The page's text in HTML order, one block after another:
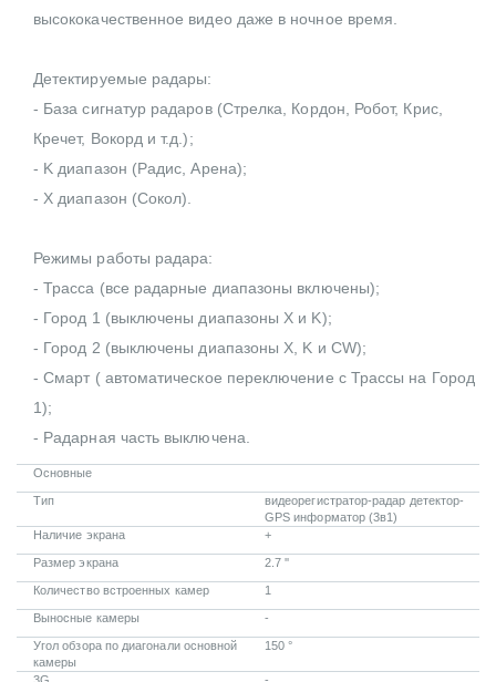
высококачественное видео даже в ночное время.
Детектируемые радары:
- База сигнатур радаров (Стрелка, Кордон, Робот, Крис,
Кречет, Вокорд и т.д.);
- K диапазон (Радис, Арена);
- X диапазон (Сокол).
Режимы работы радара:
- Трасса (все радарные диапазоны включены);
- Город 1 (выключены диапазоны X и K);
- Город 2 (выключены диапазоны X, K и CW);
- Смарт ( автоматическое переключение с Трассы на Город
1);
- Радарная часть выключена.
Основные
Тип
видеорегистратор-радар детектор-
GPS информатор (3в1)
Наличие экрана
+
Размер экрана 2.7 ''
Количество встроенных камер 1
Выносные камеры -
Угол обзора по диагонали основной
камеры
150 °